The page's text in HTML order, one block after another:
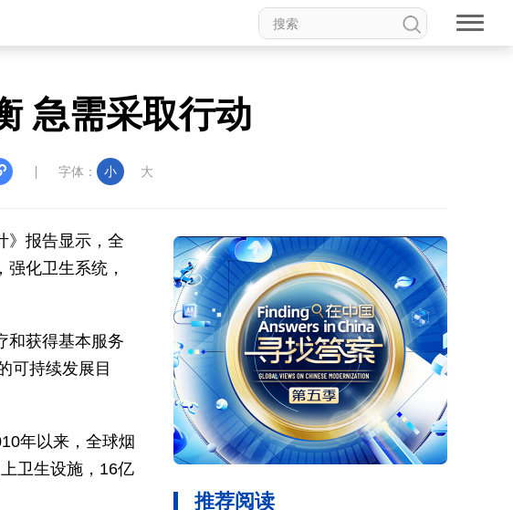
急需采取行动
字体： 小 大
》报告显示，全
化卫生系统，
和获得基本服务
可持续发展目
年以来，全球烟
卫生设施，16亿